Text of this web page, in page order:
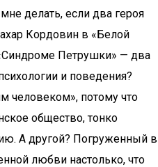
делать, если два героя
Кордовин в «Белой
Петрушки» — два
и поведения?
человеком», потому что
общество, тонко
А другой? Погруженный в
любви настолько, что